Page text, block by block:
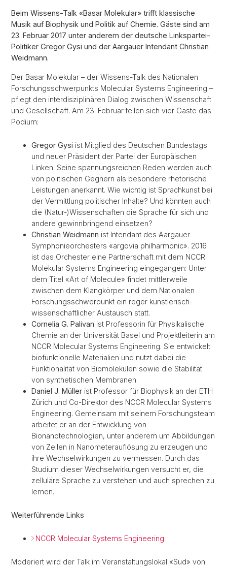
Beim Wissens-Talk «Basar Molekular» trifft klassische
Musik auf Biophysik und Politik auf Chemie. Gäste sind am
23. Februar 2017 unter anderem der deutsche Linkspartei-
Politiker Gregor Gysi und der Aargauer Intendant Christian
Weidmann.
Der Basar Molekular – der Wissens-Talk des Nationalen
Forschungsschwerpunkts Molecular Systems Engineering –
pflegt den interdisziplinären Dialog zwischen Wissenschaft
und Gesellschaft. Am 23. Februar teilen sich vier Gäste das
Podium:
Gregor Gysi ist Mitglied des Deutschen Bundestags
und neuer Präsident der Partei der Europäischen
Linken. Seine spannungsreichen Reden werden auch
von politischen Gegnern als besondere rhetorische
Leistungen anerkannt. Wie wichtig ist Sprachkunst bei
der Vermittlung politischer Inhalte? Und könnten auch
die (Natur-)Wissenschaften die Sprache für sich und
andere gewinnbringend einsetzen?
Christian Weidmann ist Intendant des Aargauer
Symphonieorchesters «argovia philharmonic». 2016
ist das Orchester eine Partnerschaft mit dem NCCR
Molekular Systems Engineering eingegangen: Unter
dem Titel «Art of Molecule» findet mittlerweile
zwischen dem Klangkörper und dem Nationalen
Forschungsschwerpunkt ein reger künstlerisch-
wissenschaftlicher Austausch statt.
Cornelia G. Palivan ist Professorin für Physikalische
Chemie an der Universität Basel und Projektleiterin am
NCCR Molecular Systems Engineering. Sie entwickelt
biofunktionelle Materialien und nutzt dabei die
Funktionalität von Biomolekülen sowie die Stabilität
von synthetischen Membranen.
Daniel J. Müller ist Professor für Biophysik an der ETH
Zürich und Co-Direktor des NCCR Molecular Systems
Engineering. Gemeinsam mit seinem Forschungsteam
arbeitet er an der Entwicklung von
Bionanotechnologien, unter anderem um Abbildungen
von Zellen in Nanometerauflösung zu erzeugen und
ihre Wechselwirkungen zu vermessen. Durch das
Studium dieser Wechselwirkungen versucht er, die
zelluläre Sprache zu verstehen und auch sprechen zu
lernen.
Weiterführende Links
NCCR Molecular Systems Engineering
Moderiert wird der Talk im Veranstaltungslokal «Sud» von